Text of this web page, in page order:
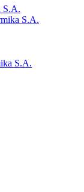
S.A.
S.A.
S.A.